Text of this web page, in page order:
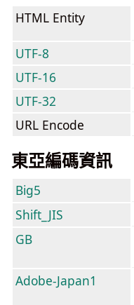
HTML Entity
UTF-8
UTF-16
UTF-32
URL Encode
東亞編碼資訊
Big5
Shift_JIS
GB
Adobe-Japan1